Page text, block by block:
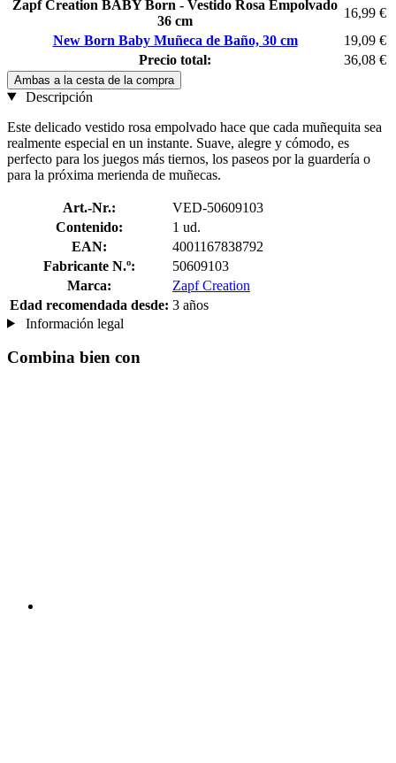
Zapf Creation BABY Born - Vestido Rosa Empolvado
36 cm
16,99 €
New Born Baby Muñeca de Baño, 30 cm
19,09 €
Precio total:
36,08 €
Ambas a la cesta de la compra
Descripción
Este delicado vestido rosa empolvado hace que cada muñequita sea
realmente especial en un instante. Suave, alegre y cómodo, es
perfecto para los juegos más tiernos, los paseos por la guardería o
para la próxima merienda de muñecas.
Art.-Nr.:
VED-50609103
Contenido:
1 ud.
EAN:
4001167838792
Fabricante N.º:
50609103
Marca:
Zapf Creation
Edad recomendada desde: 3 años
Información legal
Combina bien con